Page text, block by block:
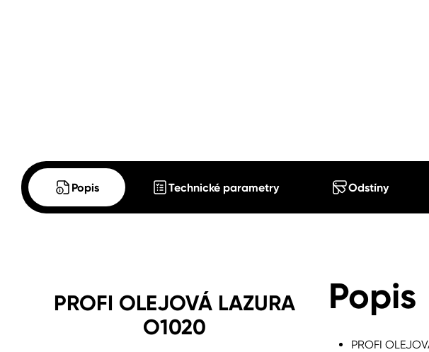
Popis Technické parametry Odstíny
PROFI OLEJOVÁ LAZURA
O1020
Popis
PROFI